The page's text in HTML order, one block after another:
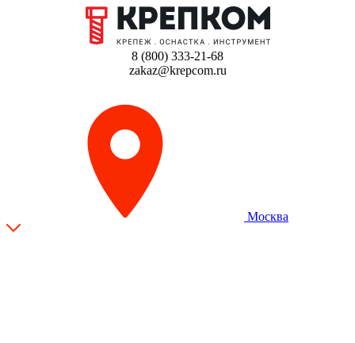
8 (800) 333-21-68
zakaz@krepcom.ru
Москва